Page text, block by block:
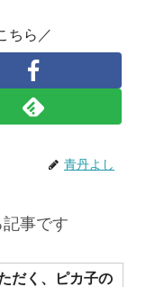
ちら／
青丹よし
事です
だく、ピカ子の